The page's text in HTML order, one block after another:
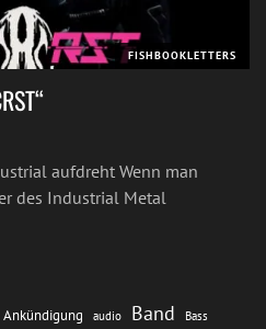
FISHBOOKLETTERS
aufdreht Wenn man
des Industrial Metal
Ankündigung audio Band Bass